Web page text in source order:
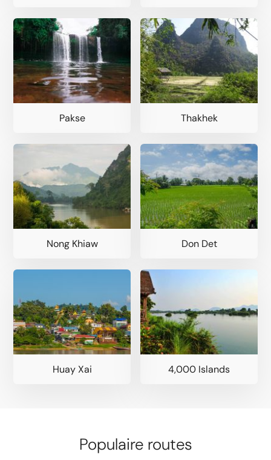
Pakse Thakhek
Nong Khiaw Don Det
Huay Xai 4,000 Islands
Populaire routes